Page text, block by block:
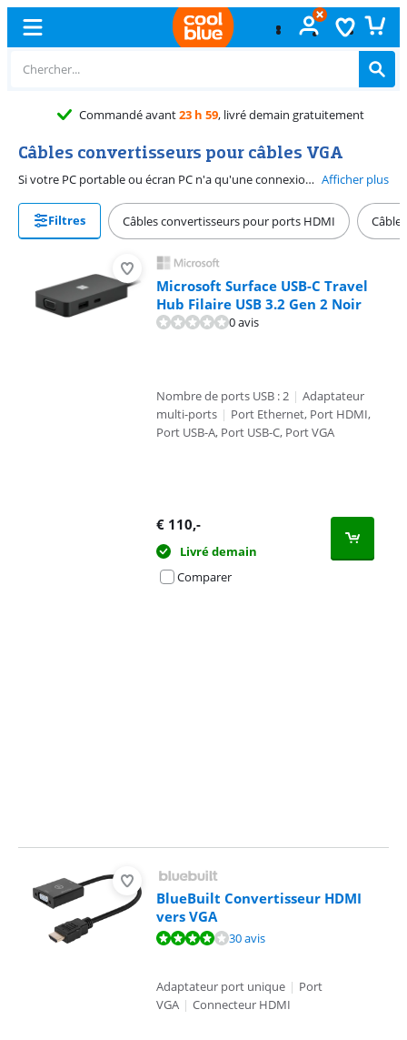
Commandé avant23 h 59, livré demain gratuitement
Câbles convertisseurs pour câbles VGA
Si votre PC portable ou écran PC n'a qu'une connexion VGA, utilisez un convertisseur de câble convertisseur VGA pour toujours utiliser les connexions HDMI, DisplayPort ou DVI courantes. Ainsi, vous connectez facilement un écran sur place. Il suffit d'emporter le convertisseur dans votre sac et de connecter votre PC portable à l'écran via le convertisseur. Ainsi, vous pouvez utiliser des écrans et vidéoprojecteurs pourvus d'une connexion VGA partout, tandis que votre PC portable a un port HDMI, par exemple. Afficher plus
Filtres Câbles convertisseurs pour ports HDMI
Microsoft Surface USB-C Travel
Hub Filaire USB 3.2 Gen 2 Noir
0 avis
Nombre de ports USB : 2 | Adaptateur
multi-ports | Port Ethernet, Port HDMI,
Port USB-A, Port USB-C, Port VGA
€ 110,-
Livré demain
Comparer
BlueBuilt Convertisseur HDMI
vers VGA
La note est de 8,0 sur 10, basée sur 30 avis.30 avis
Adaptateur port unique | Port
VGA | Connecteur HDMI